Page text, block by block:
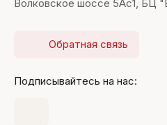
Волковское шоссе 5Ас1, БЦ
Обратная связь
Подписывайтесь на нас: